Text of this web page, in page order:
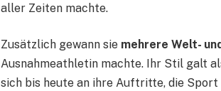
aller Zeiten machte.
Zusätzlich gewann sie mehrere Welt-
Ausnahmeathletin machte. Ihr Stil galt
sich bis heute an ihre Auftritte, die